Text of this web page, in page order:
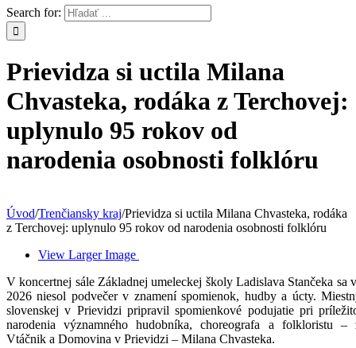
Search for:
Prievidza si uctila Milana
Chvasteka, rodáka z Terchovej:
uplynulo 95 rokov od
narodenia osobnosti folklóru
Úvod/Trenčiansky kraj/Prievidza si uctila Milana Chvasteka, rodáka
z Terchovej: uplynulo 95 rokov od narodenia osobnosti folklóru
View Larger Image
V koncertnej sále Základnej umeleckej školy Ladislava Stančeka sa
2026 niesol podvečer v znamení spomienok, hudby a úcty.
slovenskej v Prievidzi pripravil spomienkové podujatie pri
narodenia významného hudobníka, choreografa a folkloristu –
Vtáčnik a Domovina v Prievidzi – Milana Chvasteka.